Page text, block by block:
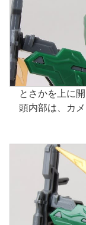
とさかを上に開
頭内部は、カメ